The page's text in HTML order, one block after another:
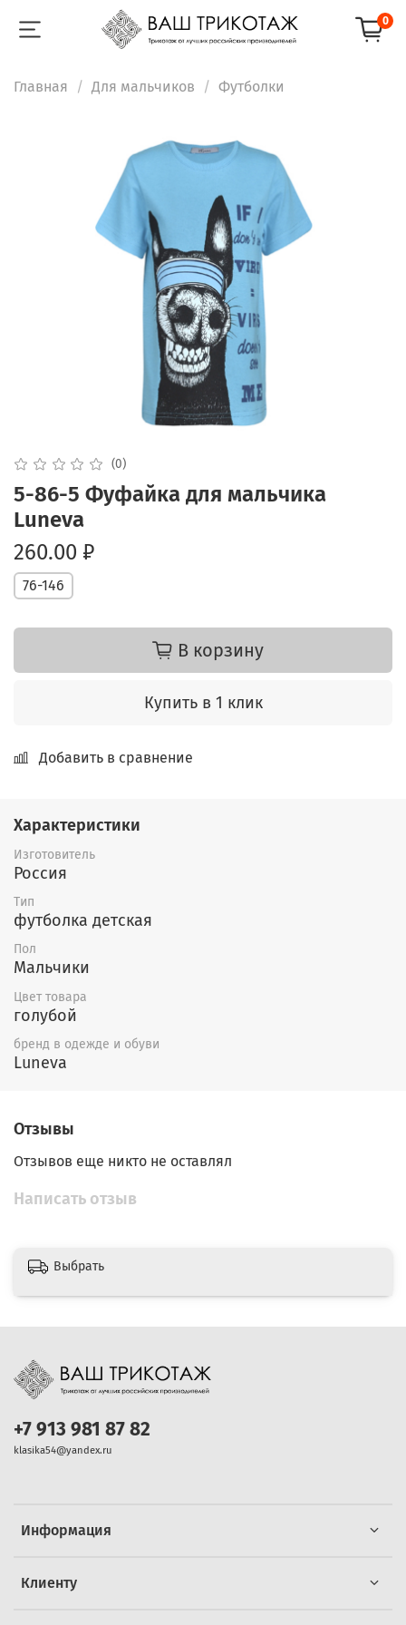
0
Главная Для мальчиков Футболки
(0)
5-86-5 Фуфайка для мальчика
Luneva
260.00 ₽
76-146
В корзину
Купить в 1 клик
Добавить в сравнение
Характеристики
Изготовитель
Россия
Тип
футболка детская
Пол
Мальчики
Цвет товара
голубой
бренд в одежде и обуви
Luneva
Отзывы
Отзывов еще никто не оставлял
Написать отзыв
Выбрать
Информация
Клиенту
+7 913 981 87 82
klasika54@yandex.ru